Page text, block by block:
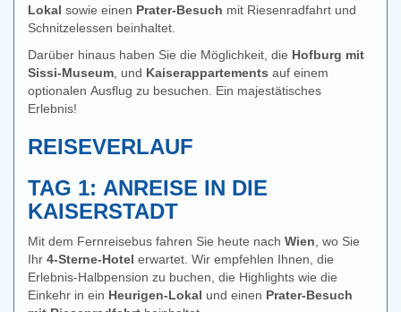
Lokal sowie einen Prater-Besuch mit Riesenradfahrt und
Schnitzelessen beinhaltet.
Darüber hinaus haben Sie die Möglichkeit, die Hofburg mit
Sissi-Museum , und Kaiserappartements auf einem
optionalen Ausflug zu besuchen. Ein majestätisches
Erlebnis!
REISEVERLAUF
TAG 1: ANREISE IN DIE
KAISERSTADT
Mit dem Fernreisebus fahren Sie heute nach Wien , wo Sie
Ihr 4-Sterne-Hotel erwartet. Wir empfehlen Ihnen, die
Erlebnis-Halbpension zu buchen, die Highlights wie die
Einkehr in ein Heurigen-Lokal und einen Prater-Besuch